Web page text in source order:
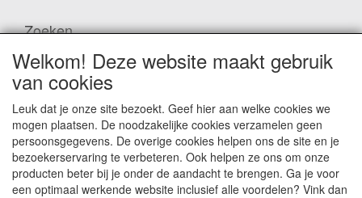
Zoeken
Waar ben je naar op zoek?
Winkelwagen
Welkom! Deze website maakt gebruik
van cookies
Leuk dat je onze site bezoekt. Geef hier aan welke cookies we
mogen plaatsen. De noodzakelijke cookies verzamelen geen
persoonsgegevens. De overige cookies helpen ons de site en je
bezoekerservaring te verbeteren. Ook helpen ze ons om onze
producten beter bij je onder de aandacht te brengen. Ga je voor
een optimaal werkende website inclusief alle voordelen? Vink dan